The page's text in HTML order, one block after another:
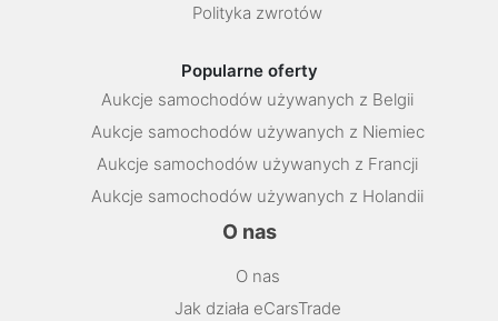
Polityka zwrotów
Popularne oferty
Aukcje samochodów używanych z Belgii
Aukcje samochodów używanych z Niemiec
Aukcje samochodów używanych z Francji
Aukcje samochodów używanych z Holandii
O nas
O nas
Jak działa eCarsTrade